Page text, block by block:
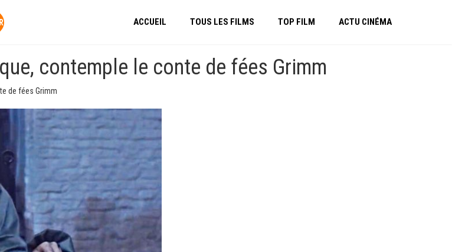
ACCUEIL TOUS LES FILMS TOP FILM ACTU CINÉMA
contemple le conte de fées Grimm
de fées Grimm